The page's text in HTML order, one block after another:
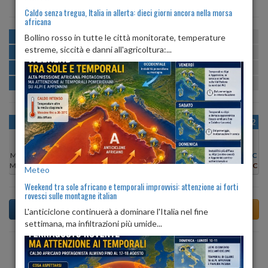
MATTINA min:19º max:30º U:44%
POMERIGGIO min:29º max:30º
SERA min: 25º max:29º U:77%-81%
NOTTE min:19º max:22º U:80%
OGGI
Min:
29°C
Max:30°C
VEN 07
Min:
29°C
Max:29°C
SAB 08
Min:29°C
Max:30°C
DOM 09
Min:30°C
Max:31°C
LUN 10
Min:
30°C
Max:31°C
MAR 11
Min:30°C
Max:30°C
MER 12
Min:
30°C
Max:31°C
Previsioni del Tempo a Torraca di dopodomani
Caldo senza tregua, Italia in allerta: dieci giorni ancora nella morsa
africana
Bollino rosso in tutte le città monitorate, temperature
estreme, siccità e danni all'agricoltura:...
Meteo
Weekend tra sole africano e temporali improvvisi: attenzione ai forti
rovesci sulle montagne italian
L'anticiclone continuerà a dominare l'Italia nel fine
settimana, ma infiltrazioni più umide...